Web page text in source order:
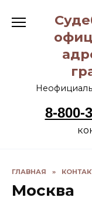
содержанию
8-800-
ГЛАВНАЯ »
Москва